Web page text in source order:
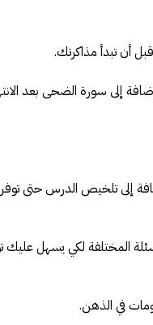
أن تبدأ مذاكرتك.
بمشيئة الله تفتح 11 ثقبًا بالمخ بالإضافة إلى سورة الضحى بعد
إلى تلخيص الدرس حتى توفر
المختلفة لكي يسهل عليك
في الذهن.